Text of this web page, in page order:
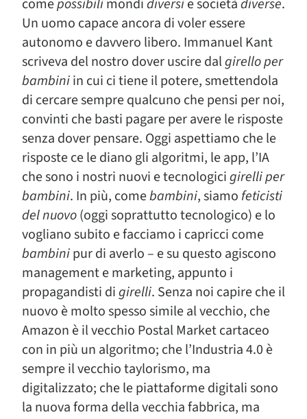
comepossibilimondidiversie societàdiverse.
Un uomo capace ancora di voler essere
autonomo e davvero libero. Immanuel Kant
scriveva del nostro dover uscire dalgirello per
bambiniin cui ci tiene il potere, smettendola
di cercare sempre qualcuno che pensi per noi,
convinti che basti pagare per avere le risposte
senza dover pensare. Oggi aspettiamo che le
risposte ce le diano gli algoritmi, le app, l’IA
che sono i nostri nuovi e tecnologicigirelli per
bambini. In più, comebambini, siamo feticisti
del nuovo(oggi soprattutto tecnologico) e lo
vogliano subito e facciamo i capricci come
bambinipur di averlo – e su questo agiscono
management e marketing, appunto i
propagandisti digirelli. Senza noi capire che il
nuovo è molto spesso simile al vecchio, che
Amazon è il vecchio Postal Market cartaceo
con in più un algoritmo; che l’Industria 4.0 è
sempre il vecchio taylorismo, ma
digitalizzato; che le piattaforme digitali sono
la nuova forma della vecchia fabbrica, ma